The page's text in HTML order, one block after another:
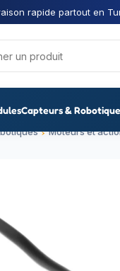
rapide partout en
Capteurs & Robotique
Moteurs et